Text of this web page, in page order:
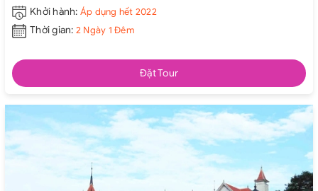
Khởi hành: Áp dụng hết 2022
Thời gian: 2 Ngày 1 Đêm
Đặt Tour